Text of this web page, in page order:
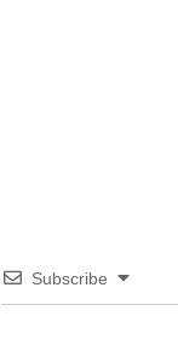
Subscribe